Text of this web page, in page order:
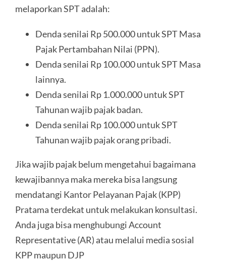
melaporkan SPT adalah:
Denda senilai Rp 500.000 untuk SPT Masa
Pajak Pertambahan Nilai (PPN).
Denda senilai Rp 100.000 untuk SPT Masa
lainnya.
Denda senilai Rp 1.000.000 untuk SPT
Tahunan wajib pajak badan.
Denda senilai Rp 100.000 untuk SPT
Tahunan wajib pajak orang pribadi.
Jika wajib pajak belum mengetahui bagaimana
kewajibannya maka mereka bisa langsung
mendatangi Kantor Pelayanan Pajak (KPP)
Pratama terdekat untuk melakukan konsultasi.
Anda juga bisa menghubungi Account
Representative (AR) atau melalui media sosial
KPP maupun DJP